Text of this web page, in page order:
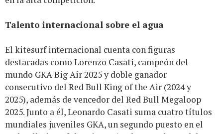
Talento internacional sobre el agua
El kitesurf internacional cuenta con figuras
destacadas como Lorenzo Casati, campeón del
mundo GKA Big Air 2025 y doble ganador
consecutivo del Red Bull King of the Air (2024 y
2025), además de vencedor del Red Bull Megaloop
2025. Junto a él, Leonardo Casati suma cuatro títulos
mundiales juveniles GKA, un segundo puesto en el